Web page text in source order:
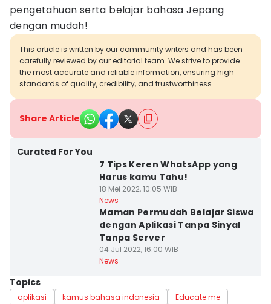
pengetahuan serta belajar bahasa Jepang
dengan mudah!
This article is written by our community writers and has been
carefully reviewed by our editorial team. We strive to provide
the most accurate and reliable information, ensuring high
standards of quality, credibility, and trustworthiness.
Share Article
Curated For You
7 Tips Keren WhatsApp yang
Harus kamu Tahu!
18 Mei 2022, 10:05 WIB
News
Maman Permudah Belajar Siswa
dengan Aplikasi Tanpa Sinyal
Tanpa Server
04 Jul 2022, 16:00 WIB
News
Topics
aplikasi kamus bahasa indonesia Educate me